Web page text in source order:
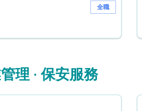
全職
理 · 保安服務